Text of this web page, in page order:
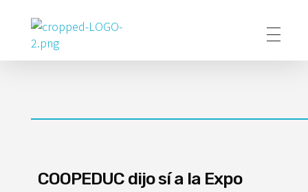
Poder Agropecuario
COOPEDUC dijo sí a la Expo